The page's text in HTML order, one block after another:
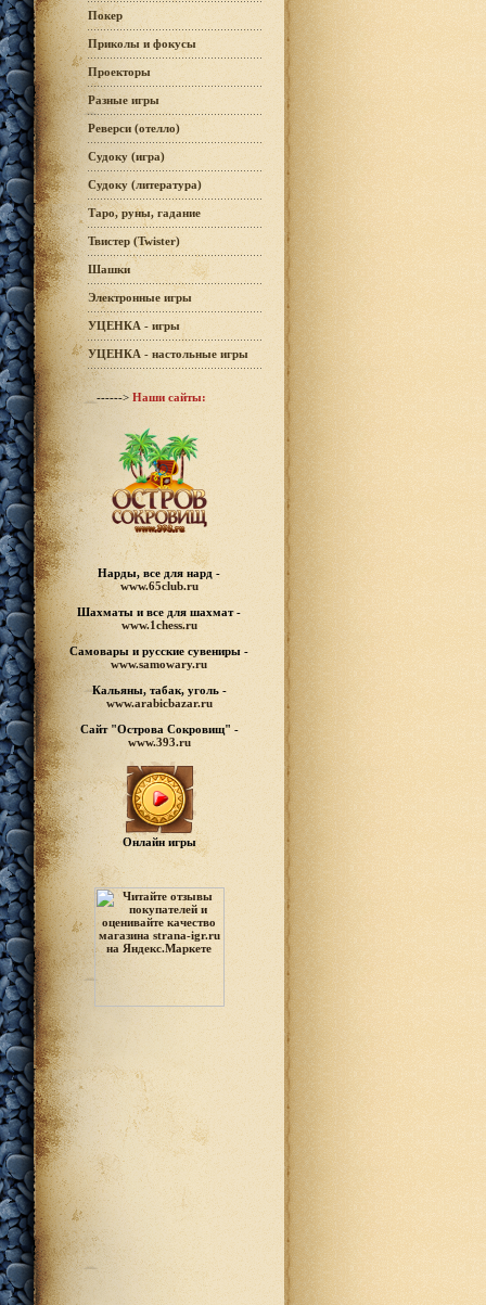
Покер
Приколы и фокусы
Проекторы
Разные игры
Реверси (отелло)
Судоку (игра)
Судоку (литература)
Таро, руны, гадание
Твистер (Twister)
Шашки
Электронные игры
УЦЕНКА - игры
УЦЕНКА - настольные игры
------>Наши сайты:
Нарды, все для нард -
www.65club.ru
Шахматы и все для шахмат -
www.1chess.ru
Самовары и русские сувениры -
www.samowary.ru
Кальяны, табак, уголь -
www.arabicbazar.ru
Сайт "Острова Сокровищ" -
www.393.ru
Онлайн игры